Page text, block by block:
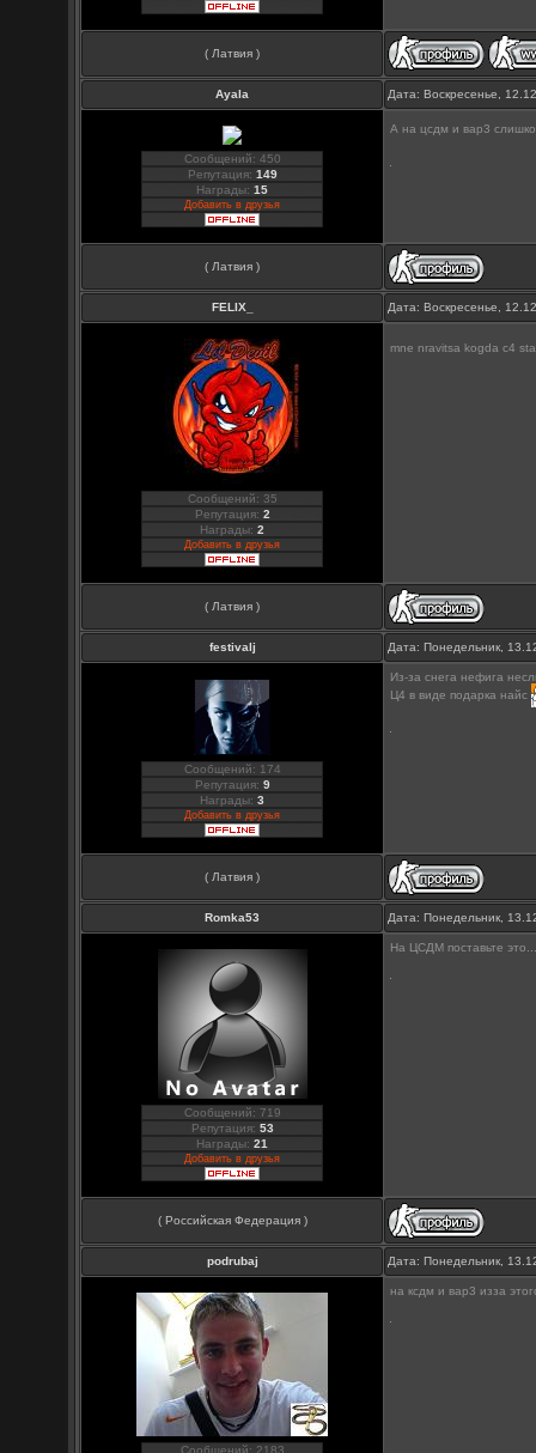
( Латвия )
Ayala Дата: Воскресенье,
Сообщений: 450
Репутация: 149
Награды:15
Добавить в друзья
А на цсдм и вар3
( Латвия )
FELIX_ Дата: Воскресенье,
Сообщений: 35
Репутация: 2
Награды:2
Добавить в друзья
mne nravitsa kogda c4
( Латвия )
festivalj Дата: Понедельник,
Сообщений: 174
Репутация: 9
Награды:3
Добавить в друзья
Из-за снега нефига
Ц4 в виде подарка найс
( Латвия )
Romka53 Дата: Понедельник,
Сообщений: 719
Репутация: 53
Награды:21
Добавить в друзья
На ЦСДМ поставьте
( Российская Федерация )
podrubaj Дата: Понедельник,
на ксдм и вар3 изза